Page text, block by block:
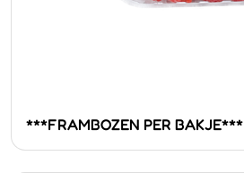
***FRAMBOZEN PER BAKJE***